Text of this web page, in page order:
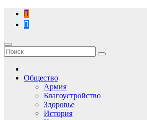
Перейти
содержимому
Общество
Армия
Благоустройство
Здоровье
История